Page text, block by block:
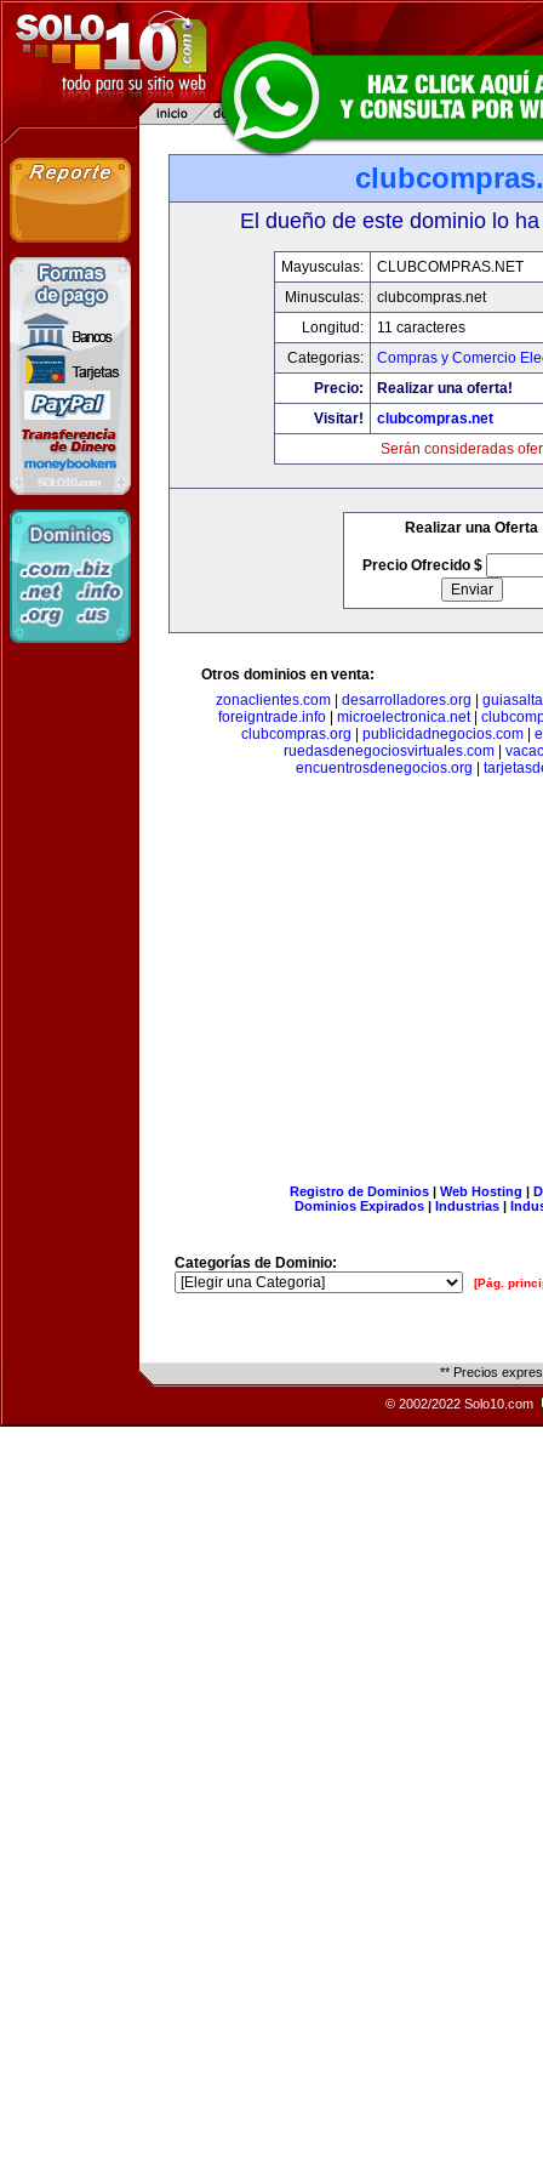
El dueño de este dominio lo
Mayusculas:
CLUBCOMPRAS.NET
Minusculas:
clubcompras.net
Longitud:
11 caracteres
Categorias:
Compras y Comercio
Precio:
Realizar una oferta!
Visitar!
clubcompras.net
Serán consideradas
Realizar una Oferta
Precio Ofrecido $
Otros dominios en venta:
zonaclientes.com| desarrolladores.org
foreigntrade.info
microelectronica.net|
clubcompras.org
publicidadnegocios.com
ruedasdenegociosvirtuales.com|
encuentrosdenegocios.org
Registro de Dominios| Web Hosting |
Dominios Expirados | Industrias |
Categorías de Dominio:
[Pág.
** Precios
© 2002/2022 Solo10.com